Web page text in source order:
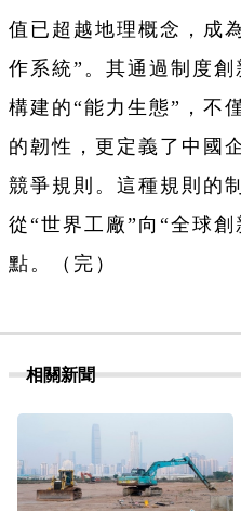
值已超越地理概念，成
作系統”。其通過制度
構建的“能力生態”，不
的韌性，更定義了中國
競爭規則。這種規則的
從“世界工廠”向“全球
點。（完）
相關新聞